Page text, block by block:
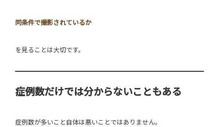
同条件で撮影されているか
を見ることは大切です。
症例数だけでは分からないこともある
症例数が多いこと自体は悪いことではありません。